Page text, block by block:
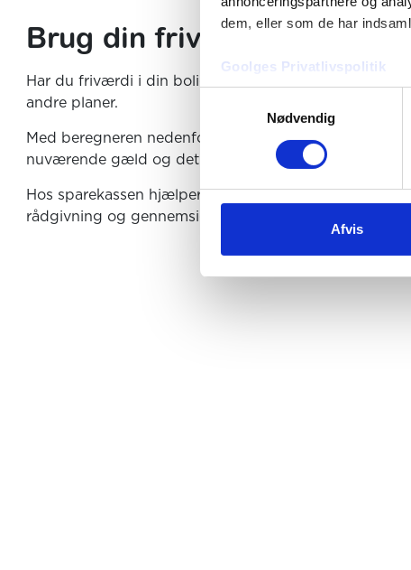
dem, eller som de har
Goolges Privatlivspolitik
Nødvendig
Afvis
Brug din friværdi med et
Har du friværdi i din bolig, kan et tillægslån gennem
andre planer.
Med beregneren nedenfor kan du se, hvad et
nuværende gæld og det ønskede lånebeløb.
Hos sparekassen hjælper vi dig med at få overblik
rådgivning og gennemsigtighed – også når det